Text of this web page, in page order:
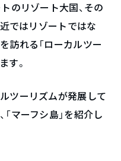
のリゾート大国、その
ではリゾートではな
訪れる「ローカルツー
す。
ツーリズムが発展して
マーフシ島」を紹介し